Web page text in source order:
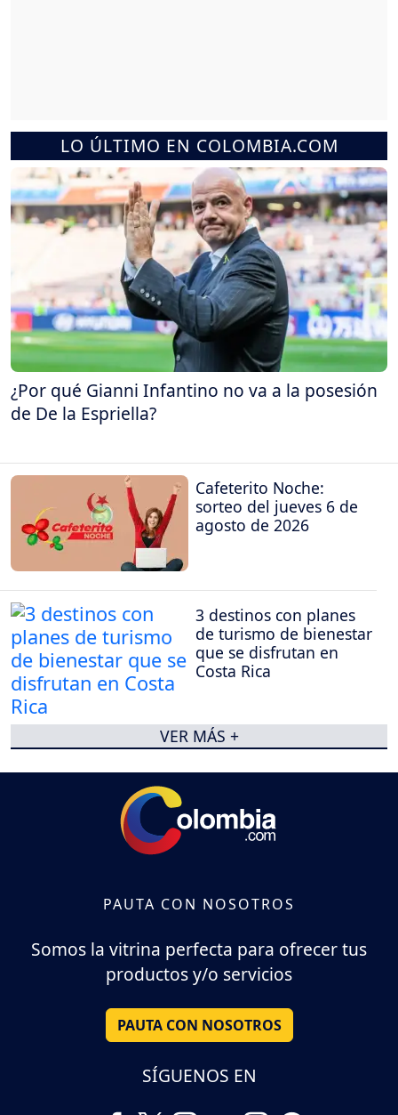
LO ÚLTIMO EN COLOMBIA.COM
¿Por qué Gianni Infantino no va a la posesión
de De la Espriella?
Cafeterito Noche:
sorteo del jueves 6 de
agosto de 2026
3 destinos con planes
de turismo de bienestar
que se disfrutan en
Costa Rica
VER MÁS +
PAUTA CON NOSOTROS
Somos la vitrina perfecta para ofrecer tus
productos y/o servicios
PAUTA CON NOSOTROS
SÍGUENOS EN